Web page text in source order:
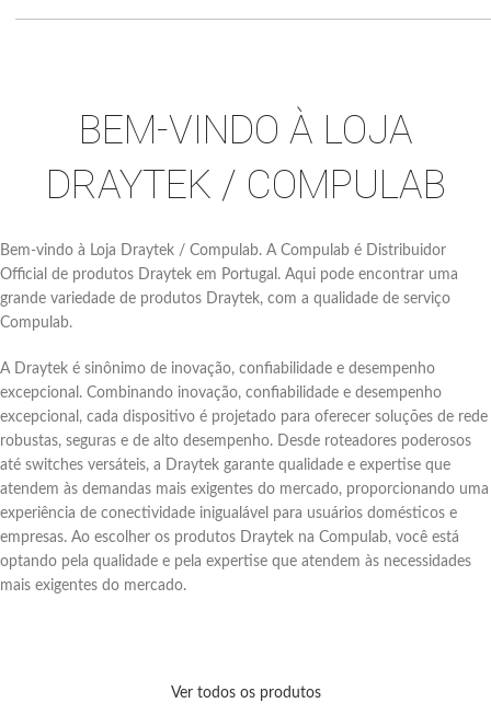
BEM-VINDO À LOJA
DRAYTEK / COMPULAB
Bem-vindo à Loja Draytek / Compulab. A Compulab é Distribuidor
Official de produtos Draytek em Portugal. Aqui pode encontrar uma
grande variedade de produtos Draytek, com a qualidade de serviço
Compulab.
A Draytek é sinônimo de inovação, confiabilidade e desempenho
excepcional. Combinando inovação, confiabilidade e desempenho
excepcional, cada dispositivo é projetado para oferecer soluções de rede
robustas, seguras e de alto desempenho. Desde roteadores poderosos
até switches versáteis, a Draytek garante qualidade e expertise que
atendem às demandas mais exigentes do mercado, proporcionando uma
experiência de conectividade inigualável para usuários domésticos e
empresas. Ao escolher os produtos Draytek na Compulab, você está
optando pela qualidade e pela expertise que atendem às necessidades
mais exigentes do mercado.
Ver todos os produtos